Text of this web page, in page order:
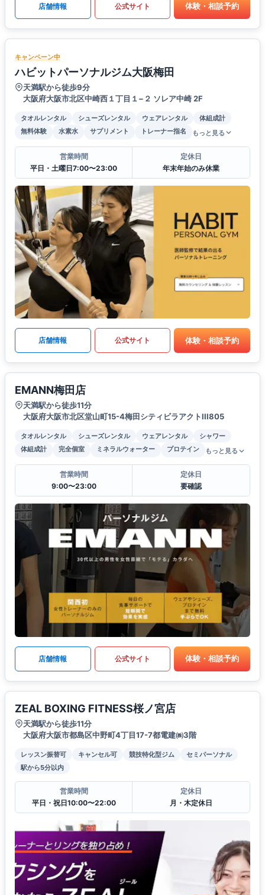
店舗情報 公式サイト 体験・相談予約
キャンペーン中
ハビットパーソナルジム大阪梅田
天満駅から徒歩9分
大阪府大阪市北区中崎西１丁目１−２ ソレア中崎 2F
タオルレンタル シューズレンタル ウェアレンタル
体組成計
無料体験
水素水 サプリメント トレーナー指名 もっと見る
営業時間
平日・土曜日7:00〜23:00
定休日
年末年始のみ休業
店舗情報 公式サイト 体験・相談予約
EMANN梅田店
天満駅から徒歩11分
大阪府大阪市北区堂山町15-4梅田シティビラアクトIII805
タオルレンタル シューズレンタル ウェアレンタル
シャワー
体組成計
完全個室 ミネラルウォーター プロテイン もっと見る
営業時間
9:00〜23:00
定休日
要確認
店舗情報 公式サイト 体験・相談予約
ZEAL BOXING FITNESS桜ノ宮店
天満駅から徒歩11分
大阪府大阪市都島区中野町4丁目17-7都電建㈱3階
レッスン振替可 キャンセル可 競技特化型ジム
セミパーソナル
駅から5分以内
営業時間
平日・祝日10:00〜22:00
定休日
月・木定休日